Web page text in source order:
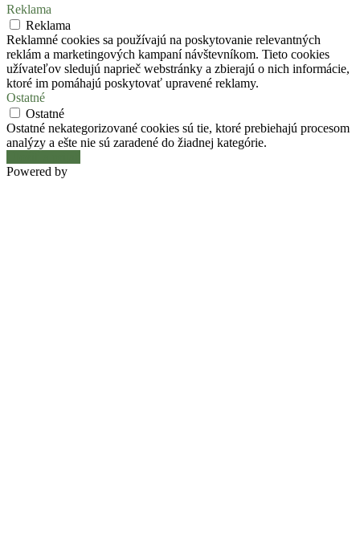
Reklama
Reklama
Reklamné cookies sa používajú na poskytovanie relevantných
reklám a marketingových kampaní návštevníkom. Tieto cookies
užívateľov sledujú naprieč webstránky a zbierajú o nich informácie,
ktoré im pomáhajú poskytovať upravené reklamy.
Ostatné
Ostatné
Ostatné nekategorizované cookies sú tie, ktoré prebiehajú procesom
analýzy a ešte nie sú zaradené do žiadnej kategórie.
Powered by